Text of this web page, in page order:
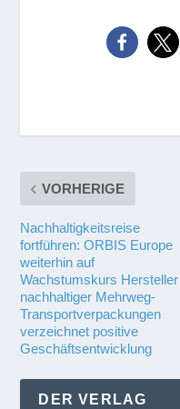
VORHERIGE
Nachhaltigkeitsreise
fortführen: ORBIS Europe
weiterhin auf
Wachstumskurs Hersteller
nachhaltiger Mehrweg-
Transportverpackungen
verzeichnet positive
Geschäftsentwicklung
DER VERLAG